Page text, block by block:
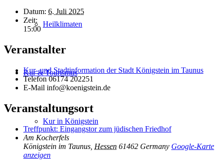
Heilklimaten
Kur & Tourismus
Kur in Königstein
Datum: 6. Juli 2025
Zeit:
15:00
Veranstalter
Kur- und Stadtinformation der Stadt Königstein im Taunus
Telefon06174 202251
E-Mail info@koenigstein.de
Veranstaltungsort
Treffpunkt: Eingangstor zum jüdischen Friedhof
Am Kocherfels
Königstein im Taunus Hessen 61462 Germany Google-Karte
anzeigen